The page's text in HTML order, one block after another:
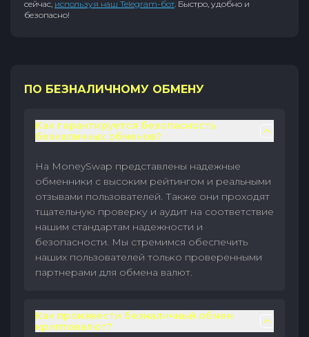
сейчас, используя наш Telegram-бот. Быстро, удобно и
безопасно!
ПО БЕЗНАЛИЧНОМУ ОБМЕНУ
Как гарантируется безопасность
безналичных обменов?
На MoneySwap представлены надежные
обменники с высоким рейтингом и реальными
отзывами пользователей. Также они проходят
тщательную проверку и аудит на соответствие
нашим стандартам надежности и
безопасности. Мы стремимся обеспечить
наших пользователей только проверенными
партнерами для обмена валют.
Как произвести безналичный обмен
криптовалют?